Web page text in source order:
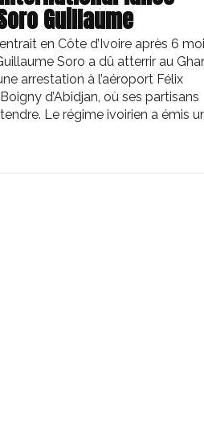
Guillaume
en Côte d’Ivoire après 6
Soro a dû atterrir au
arrestation à l’aéroport Félix
d’Abidjan, où ses partisans
Le régime ivoirien a émis